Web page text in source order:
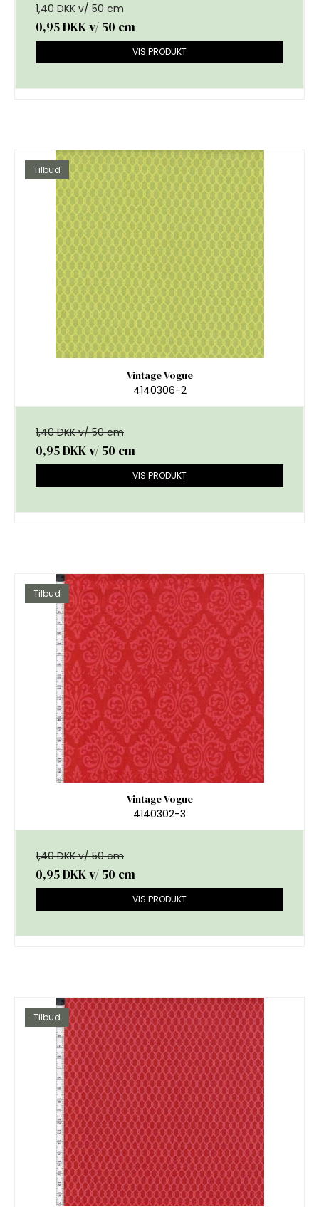
1,40 DKK v/ 50 cm
0,95 DKKv/ 50 cm
VIS PRODUKT
Tilbud
Vintage Vogue
4140306-2
1,40 DKK v/ 50 cm
0,95 DKKv/ 50 cm
VIS PRODUKT
Tilbud
Vintage Vogue
4140302-3
1,40 DKK v/ 50 cm
0,95 DKKv/ 50 cm
VIS PRODUKT
Tilbud